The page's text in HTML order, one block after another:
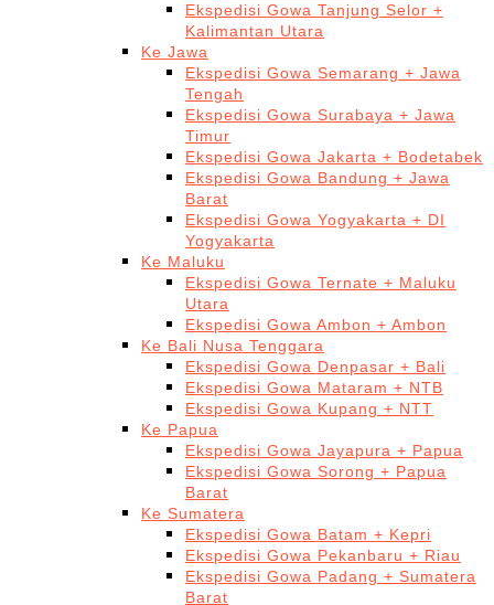
Ekspedisi Gowa Tanjung Selor +
Kalimantan Utara
Ke Jawa
Ekspedisi Gowa Semarang + Jawa
Tengah
Ekspedisi Gowa Surabaya + Jawa
Timur
Ekspedisi Gowa Jakarta + Bodetabek
Ekspedisi Gowa Bandung + Jawa
Barat
Ekspedisi Gowa Yogyakarta + DI
Yogyakarta
Ke Maluku
Ekspedisi Gowa Ternate + Maluku
Utara
Ekspedisi Gowa Ambon + Ambon
Ke Bali Nusa Tenggara
Ekspedisi Gowa Denpasar + Bali
Ekspedisi Gowa Mataram + NTB
Ekspedisi Gowa Kupang + NTT
Ke Papua
Ekspedisi Gowa Jayapura + Papua
Ekspedisi Gowa Sorong + Papua
Barat
Ke Sumatera
Ekspedisi Gowa Batam + Kepri
Ekspedisi Gowa Pekanbaru + Riau
Ekspedisi Gowa Padang + Sumatera
Barat